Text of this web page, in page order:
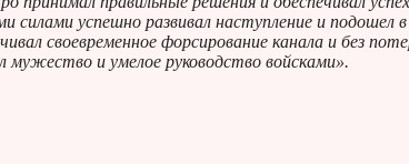
силами успешно развивал наступление и подошел в
своевременное форсирование канала и без
мужество и умелое руководство войсками».